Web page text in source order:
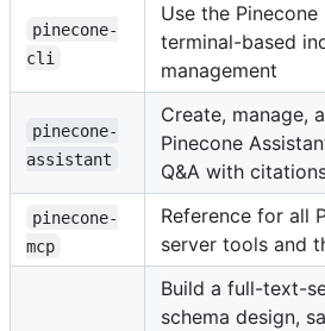
pinecone-
cli
Use the Pinecone
terminal-based
management
pinecone-
assistant
Create, manage,
Pinecone
Q&A with
pinecone-
mcp
Reference for all
server tools and
Build a full-text-
schema design,